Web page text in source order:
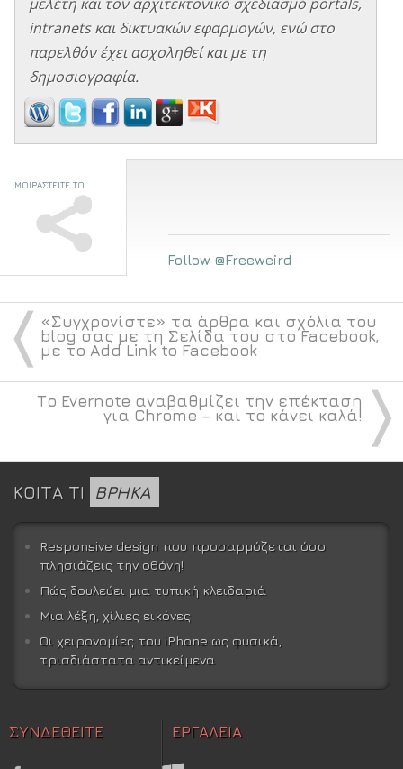
intranets και δικτυακών εφαρμογών, ενώ στο
παρελθόν έχει ασχοληθεί και με τη
δημοσιογραφία.
ΜΟΙΡΑΣΤΕΙΤΕ ΤΟ
Follow @Freeweird
〈 «Συγχρονίστε» τα άρθρα και σχόλια του
blog σας με τη Σελίδα του στο Facebook,
με το Add Link to Facebook
〉
Το Evernote αναβαθμίζει την επέκταση
για Chrome – και το κάνει καλά!
ΚΟΙΤΑ ΤΙ ΒΡΗΚΑ
Responsive design που προσαρμόζεται όσο
πλησιάζεις την οθόνη!
Πώς δουλεύει μια τυπική κλειδαριά
Μια λέξη, χίλιες εικόνες
Οι χειρονομίες του iPhone ως φυσικά,
τρισδιάστατα αντικείμενα
ΣΥΝΔΕΘΕΙΤΕ ΕΡΓΑΛΕΙΑ